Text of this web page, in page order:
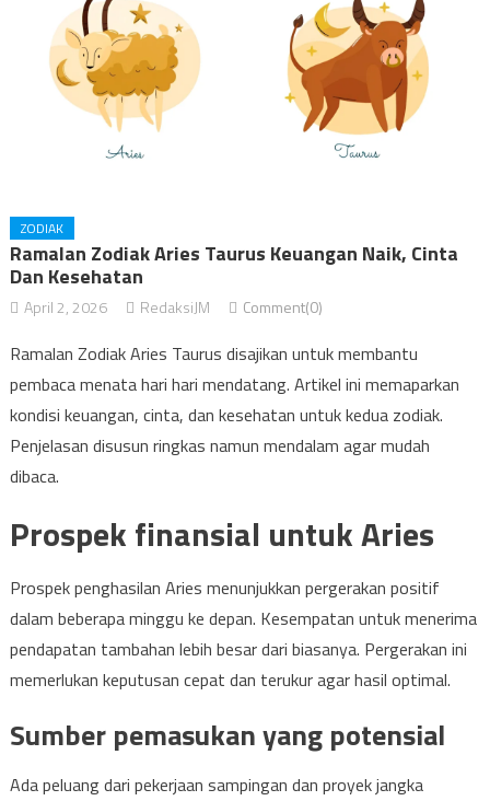
ZODIAK
Ramalan Zodiak Aries Taurus Keuangan Naik, Cinta
Dan Kesehatan
April 2, 2026 RedaksiJM Comment(0)
Ramalan Zodiak Aries Taurus disajikan untuk membantu
pembaca menata hari hari mendatang. Artikel ini memaparkan
kondisi keuangan, cinta, dan kesehatan untuk kedua zodiak.
Penjelasan disusun ringkas namun mendalam agar mudah
dibaca.
Prospek finansial untuk Aries
Prospek penghasilan Aries menunjukkan pergerakan positif
dalam beberapa minggu ke depan. Kesempatan untuk menerima
pendapatan tambahan lebih besar dari biasanya. Pergerakan ini
memerlukan keputusan cepat dan terukur agar hasil optimal.
Sumber pemasukan yang potensial
Ada peluang dari pekerjaan sampingan dan proyek jangka